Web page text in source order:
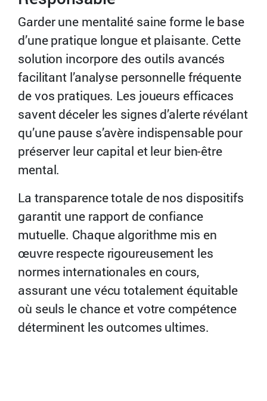
Garder une mentalité saine forme le base
d’une pratique longue et plaisante. Cette
solution incorpore des outils avancés
facilitant l’analyse personnelle fréquente
de vos pratiques. Les joueurs efficaces
savent déceler les signes d’alerte révélant
qu’une pause s’avère indispensable pour
préserver leur capital et leur bien-être
mental.
La transparence totale de nos dispositifs
garantit une rapport de confiance
mutuelle. Chaque algorithme mis en
œuvre respecte rigoureusement les
normes internationales en cours,
assurant une vécu totalement équitable
où seuls le chance et votre compétence
déterminent les outcomes ultimes.